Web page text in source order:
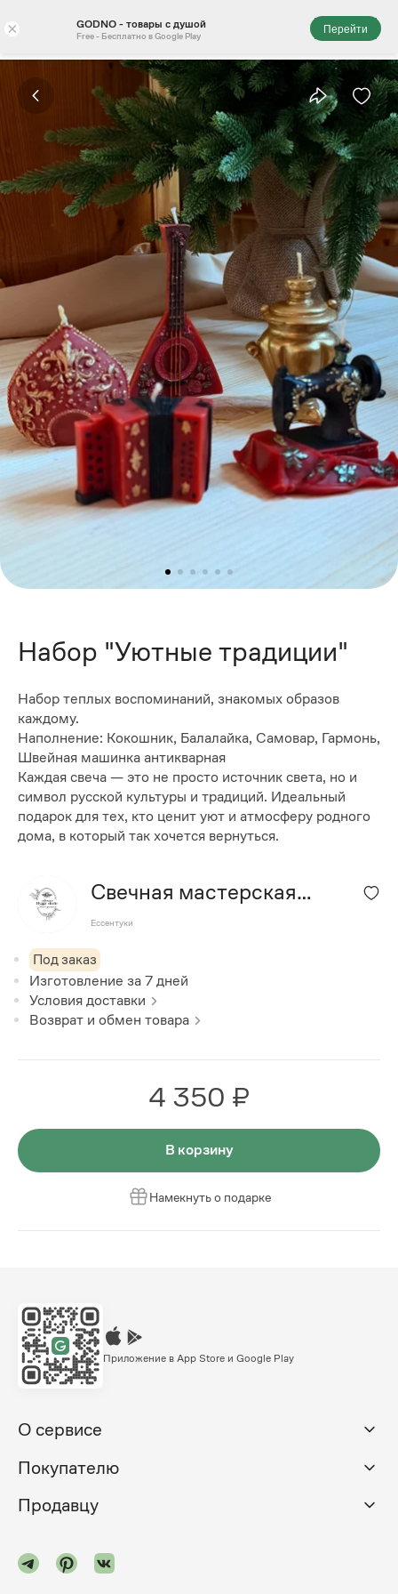
× GODNO - товары с душой
Free - Бесплатно в Google Play
Перейти
Набор "Уютные традиции"
Набор теплых воспоминаний, знакомых образов
каждому.
Наполнение: Кокошник, Балалайка, Самовар, Гармонь,
Швейная машинка антикварная
Каждая свеча — это не просто источник света, но и
символ русской культуры и традиций. Идеальный
подарок для тех, кто ценит уют и атмосферу родного
дома, в который так хочется вернуться.
Свечная мастерская
"Hygge storie"
Ессентуки
Под заказ
Изготовление за7 дней
Условия доставки
Возврат и обмен товара
4 350 ₽
В корзину
Намекнуть о подарке
Приложение в App Store и Google Play
О сервисе
Покупателю
Продавцу